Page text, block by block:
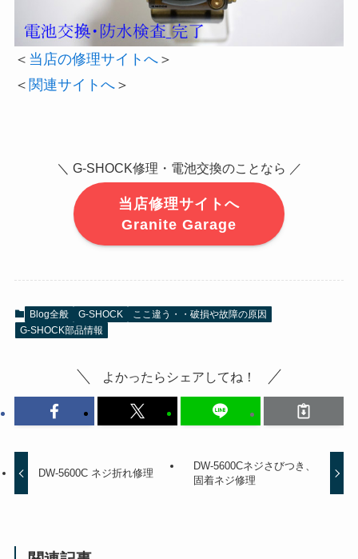
＜ 当店の修理サイトへ＞
＜ 関連サイトへ＞
＼ G-SHOCK修理・電池交換のことなら ／
当店修理サイトへ
Granite Garage
Blog全般 G-SHOCK
ここ違う・・破損や故障の原因
G-SHOCK部品情報
よかったらシェアしてね！
DW-5600C ネジ折れ修理
DW-5600Cネジさびつき、
固着ネジ修理